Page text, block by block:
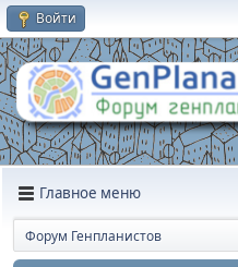
Войти
Главное меню
Форум Генпланистов